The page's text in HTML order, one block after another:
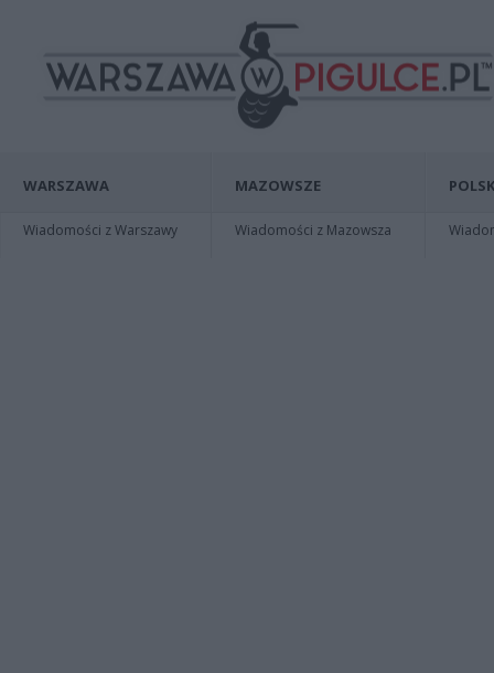
WARSZAWA
Wiadomości z Warszawy
MAZOWSZE
Wiadomości z Mazowsza